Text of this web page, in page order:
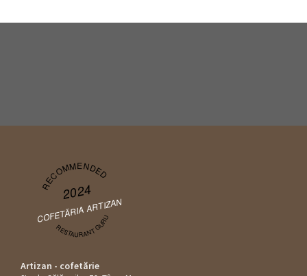
RECOMMENDED
2024
COFETĂRIA ARTIZAN
RESTAURANT GURU
Artizan - cofetărie